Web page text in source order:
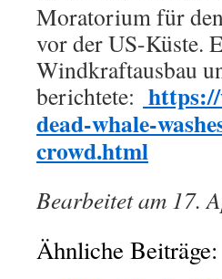
Moratorium für
vor der US-Küste.
Windkraftausbau
berichtete:
dead-whale-
crowd.html
Bearbeitet am 17.
Ähnliche Beiträge: